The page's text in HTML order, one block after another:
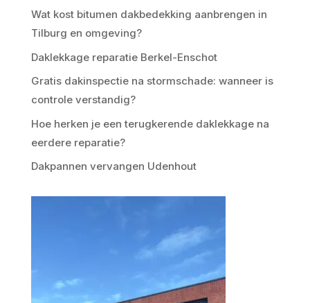
Wat kost bitumen dakbedekking aanbrengen in
Tilburg en omgeving?
Daklekkage reparatie Berkel-Enschot
Gratis dakinspectie na stormschade: wanneer is
controle verstandig?
Hoe herken je een terugkerende daklekkage na
eerdere reparatie?
Dakpannen vervangen Udenhout